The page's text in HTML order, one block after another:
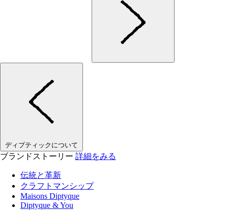
ディプティックについて
ブランドストーリー 詳細をみる
伝統と革新
クラフトマンシップ
Maisons Diptyque
Diptyque & You